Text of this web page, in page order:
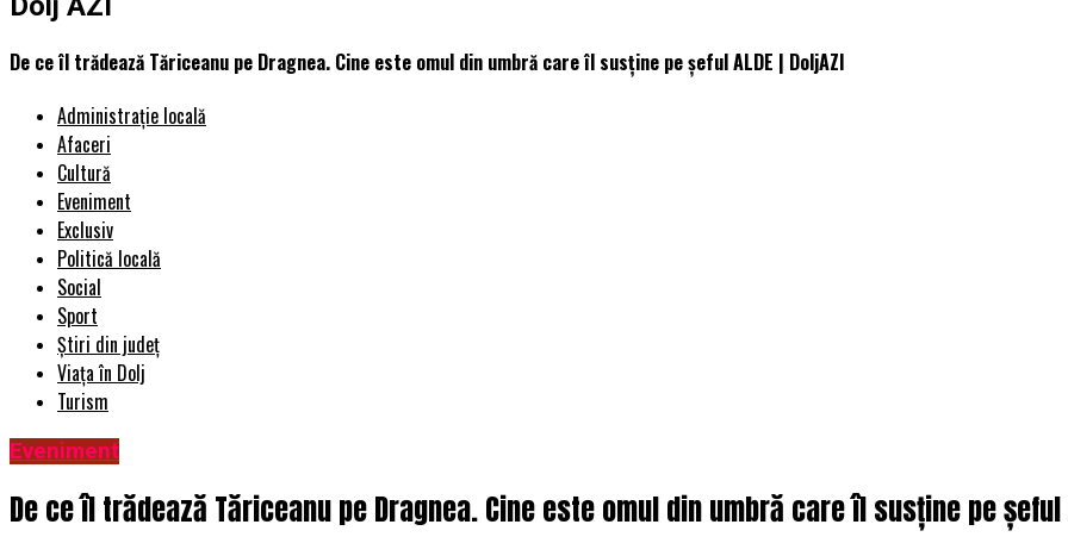
De ce îl trădează Tăriceanu pe Dragnea. Cine este omul din umbră care îl susține pe șeful ALDE | DoljAZI
Administrație locală
Afaceri
Cultură
Eveniment
Exclusiv
Politică locală
Social
Sport
Știri din județ
Viața în Dolj
Turism
Eveniment
De ce îl trădează Tăriceanu pe Dragnea. Cine este omul din umbră care îl susține pe șeful